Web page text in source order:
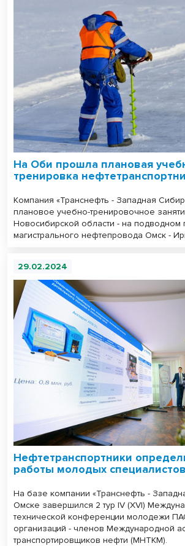
На Оби прошла плановая
тренировка
Компания «Транснефть - Западная
плановое учебно-тренировочное
Новосибирской области - на подводном
магистрального нефтепровода Омск -
29.02.2024
Нефтетранспортники
работы молодых специалистов
На базе компании «Транснефть -
Омске завершился 2 тур IV (XVI)
технической конференции молодежи
организаций - членов Международной
транспортировщиков нефти (МНТКМ).